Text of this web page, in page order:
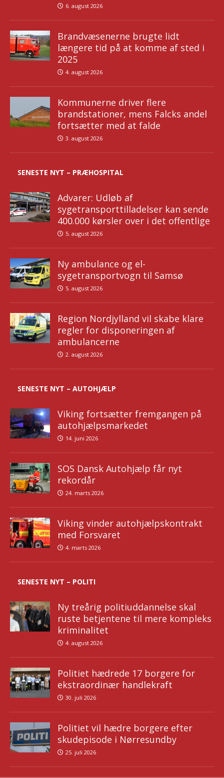
6. august 2026
Brandvæsenerne brugte lidt
længere tid på at komme af sted i
2025
4. august 2026
Kommunerne driver flere
brandstationer, mens Falcks andel
fortsætter med at falde
3. august 2026
SENESTE NYT – PRÆHOSPITAL
Advarer: Udløb af
sygetransporttilladelser kan sende
400.000 kørsler over i det offentlige
5. august 2026
Ny ambulance og el-
sygetransportvogn til Samsø
5. august 2026
Region Nordjylland vil skabe klare
regler for disponeringen af
ambulancerne
2. august 2026
SENESTE NYT – AUTOHJÆLP
Viking fortsætter fremgangen på
autohjælpsmarkedet
14. juni 2026
SOS Dansk Autohjælp får nyt
rekordår
24. marts 2026
Viking vinder autohjælpskontrakt
med Forsvaret
4. marts 2026
SENESTE NYT – POLITI
Ny treårig politiuddannelse skal
ruste betjentene til mere kompleks
kriminalitet
4. august 2026
Politiet hædrede 17 borgere for
ekstraordinær handlekraft
30. juli 2026
Politiet vil hædre borgere efter
skudepisode i Nørresundby
25. juli 2026